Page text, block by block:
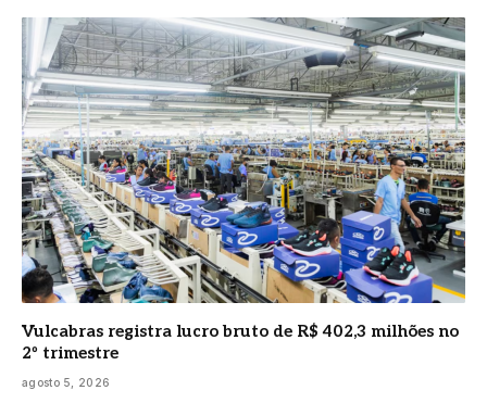
Vulcabras registra lucro bruto de R$ 402,3 milhões no
2º trimestre
agosto 5, 2026